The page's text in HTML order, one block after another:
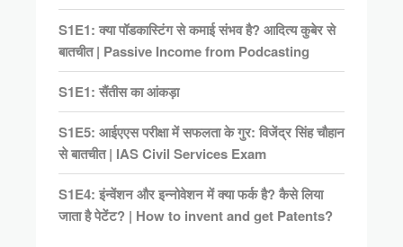
S1E1: क्या पॉडकास्टिंग से कमाई संभव है? आदित्य कुबेर से
बातचीत | Passive Income from Podcasting
S1E1: सैंतीस का आंकड़ा
S1E5: आईएएस परीक्षा में सफलता के गुर: विजेंद्र सिंह चौहान
से बातचीत | IAS Civil Services Exam
S1E4: इंन्वेंशन और इन्नोवेशन में क्या फर्क है? कैसे लिया
जाता है पेटेंट? | How to invent and get Patents?